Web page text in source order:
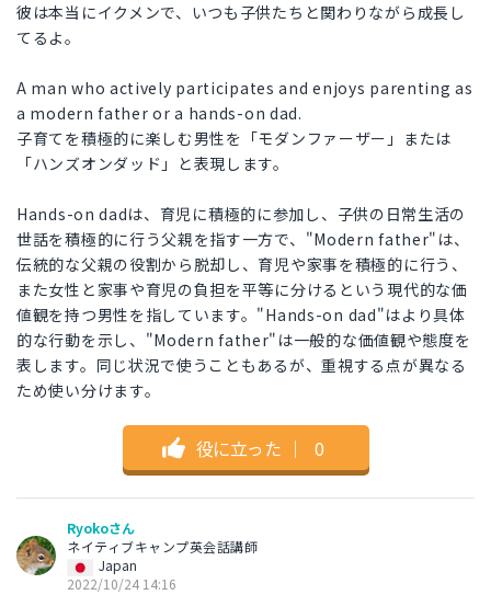
彼は本当にイクメンで、いつも子供たちと関わりながら成長し
てるよ。
A man who actively participates and enjoys parenting as
a modern father or a hands-on dad.
子育てを積極的に楽しむ男性を「モダンファーザー」または
「ハンズオンダッド」と表現します。
Hands-on dadは、育児に積極的に参加し、子供の日常生活の
世話を積極的に行う父親を指す一方で、"Modern father"は、
伝統的な父親の役割から脱却し、育児や家事を積極的に行う、
また女性と家事や育児の負担を平等に分けるという現代的な価
値観を持つ男性を指しています。"Hands-on dad"はより具体
的な行動を示し、"Modern father"は一般的な価値観や態度を
表します。同じ状況で使うこともあるが、重視する点が異なる
ため使い分けます。
役に立った ｜ 0
Ryokoさん
ネイティブキャンプ英会話講師
Japan
2022/10/24 14:16